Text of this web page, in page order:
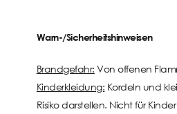
Warn-/Sicherheitshinweisen
Brandgefahr: Von offenen
Kinderkleidung: Kordeln und
Risiko darstellen. Nicht für